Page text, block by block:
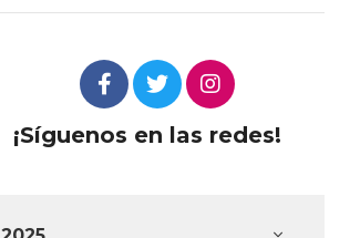
¡Síguenos en las redes!